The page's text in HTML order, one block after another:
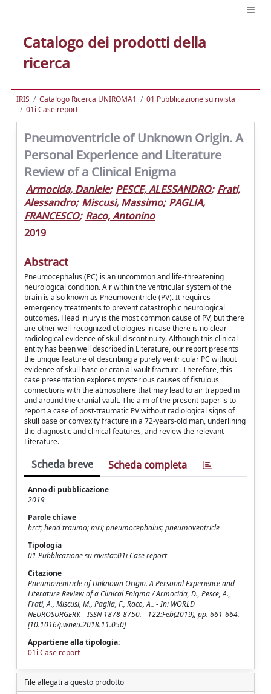
Catalogo dei prodotti della
ricerca
IRIS Catalogo Ricerca UNIROMA1
01 Pubblicazione su rivista
01i Case report
Pneumoventricle of Unknown Origin. A
Personal Experience and Literature
Review of a Clinical Enigma
Armocida, Daniele; PESCE, ALESSANDRO; Frati,
Alessandro; Miscusi, Massimo; PAGLIA,
FRANCESCO; Raco, Antonino
2019
Abstract
Pneumocephalus (PC) is an uncommon and life-threatening
neurological condition. Air within the ventricular system of the
brain is also known as Pneumoventricle (PV). It requires
emergency treatments to prevent catastrophic neurological
outcomes. Head injury is the most common cause of PV, but there
are other well-recognized etiologies in case there is no clear
radiological evidence of skull discontinuity. Although this clinical
entity has been well described in Literature, our report presents
the unique feature of describing a purely ventricular PC without
evidence of skull base or cranial vault fracture. Therefore, this
case presentation explores mysterious causes of fistulous
connections with the atmosphere that may lead to air trapped in
and around the cranial vault. The aim of the present paper is to
report a case of post-traumatic PV without radiological signs of
skull base or convexity fracture in a 72-years-old man, underlining
the diagnostic and clinical features, and review the relevant
Literature.
Scheda breve Scheda completa
Anno di pubblicazione
2019
Parole chiave
hrct; head trauma; mri; pneumocephalus; pneumoventricle
Tipologia
01 Pubblicazione su rivista::01i Case report
Citazione
Pneumoventricle of Unknown Origin. A Personal Experience and
Literature Review of a Clinical Enigma / Armocida, D., Pesce, A.,
Frati, A., Miscusi, M., Paglia, F., Raco, A.. - In: WORLD
NEUROSURGERY. - ISSN 1878-8750. - 122:Feb(2019), pp. 661-664.
[10.1016/j.wneu.2018.11.050]
Appartiene alla tipologia:
01i Case report
File allegati a questo prodotto